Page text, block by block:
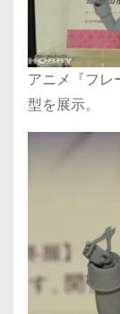
アニメ『フレ
型を展示。